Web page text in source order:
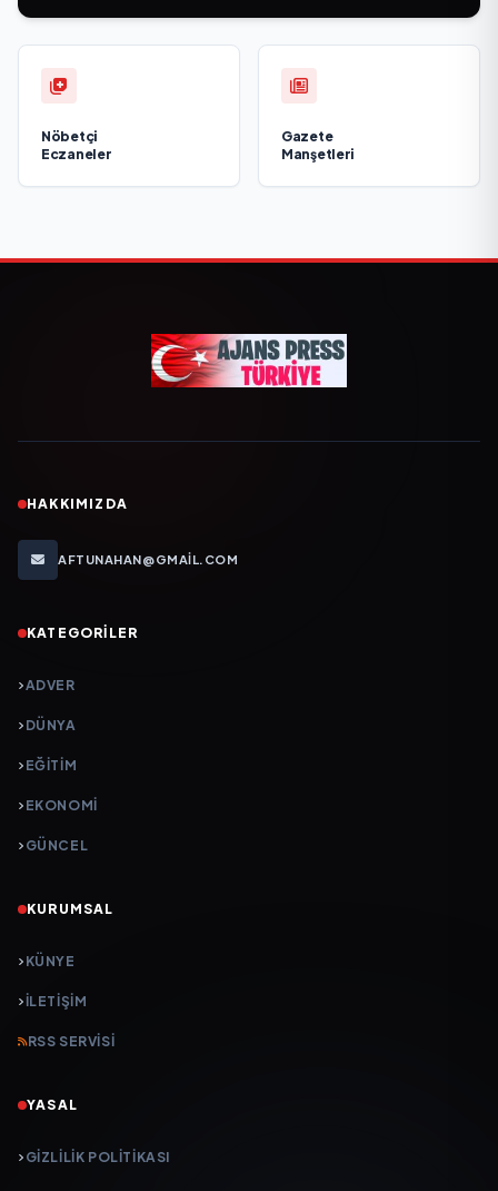
Nöbetçi
Eczaneler
Gazete
Manşetleri
HAKKIMIZDA
AFTUNAHAN@GMAIL.COM
KATEGORILER
ADVER
DÜNYA
EĞİTİM
EKONOMİ
GÜNCEL
KURUMSAL
KÜNYE
İLETIŞIM
RSS SERVISI
YASAL
GIZLILIK POLITIKASI